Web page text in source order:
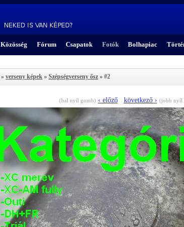
Közösség Fórum Csapatok Fotók Bolhapiac
» verseny képek » Szépségverseny ősz » #2
(bal nyíl gomb) ‹ előző következő › (jobb nyíl